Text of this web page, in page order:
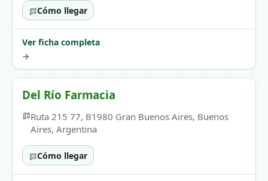
Cómo llegar
Ver ficha completa
→
Del Río Farmacia
Ruta 215 77, B1980 Gran Buenos Aires, Buenos
Aires, Argentina
Cómo llegar